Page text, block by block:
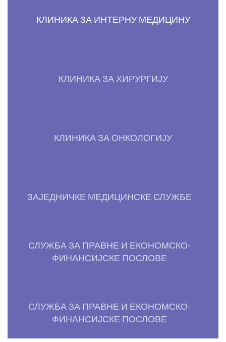
КЛИНИКА ЗА ИНТЕРНУ МЕДИЦИНУ
КЛИНИКА ЗА ХИРУРГИЈУ
КЛИНИКА ЗА ОНКОЛОГИЈУ
ЗАЈЕДНИЧКЕ МЕДИЦИНСКЕ СЛУЖБЕ
СЛУЖБА ЗА ПРАВНЕ И ЕКОНОМСКО-
ФИНАНСИЈСКЕ ПОСЛОВЕ
СЛУЖБА ЗА ПРАВНЕ И ЕКОНОМСКО-
ФИНАНСИЈСКЕ ПОСЛОВЕ